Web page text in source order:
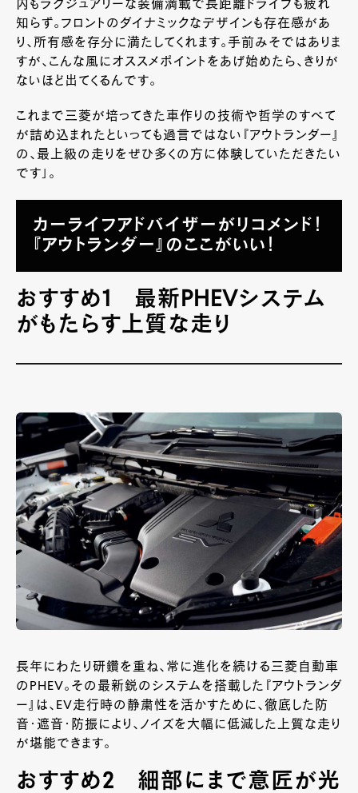
内もラグジュアリーな装備満載で長距離ドライブも疲れ
知らず。フロントのダイナミックなデザインも存在感があ
り、所有感を存分に満たしてくれます。手前みそではありま
すが、こんな風にオススメポイントをあげ始めたら、きりが
ないほど出てくるんです。
これまで三菱が培ってきた車作りの技術や哲学のすべて
が詰め込まれたといっても過言ではない『アウトランダー』
の、最上級の走りをぜひ多くの方に体験していただきたい
です」。
カーライフアドバイザーがリコメンド！
『アウトランダー』のここがいい！
おすすめ1 最新PHEVシステム
がもたらす上質な走り
長年にわたり研鑽を重ね、常に進化を続ける三菱自動車
のPHEV。その最新鋭のシステムを搭載した『アウトランダ
ー』は、EV走行時の静粛性を活かすために、徹底した防
音・遮音・防振により、ノイズを大幅に低減した上質な走り
が堪能できます。
おすすめ2 細部にまで意匠が光